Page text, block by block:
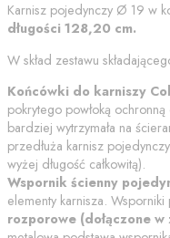
Karnisz pojedynczy Ø 19 w
długości 128,20 cm.
W skład zestawu
Końcówki do karniszy
pokrytego powłoką ochronną
bardziej wytrzymała na
przedłuża karnisz
wyżej długość całkowitą).
Wspornik ścienny
elementy karnisza.
rozporowe (dołączone